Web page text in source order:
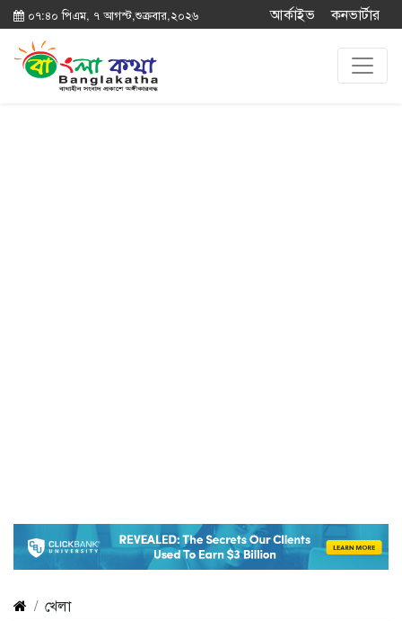
০৭:৪০ পিএম, ৭ আগস্ট,শুক্রবার,২০২৬ আর্কাইভ কনভার্টার
খেলা